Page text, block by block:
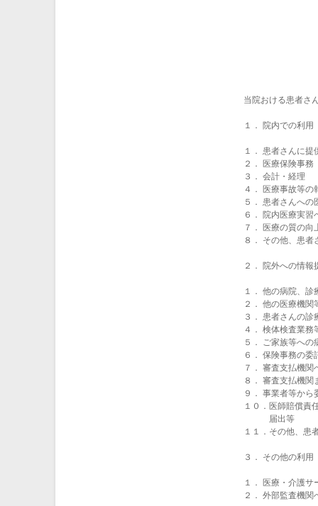
当院おける患者さ
１． 院内での利用
１． 患者さんに提
２． 医療保険事務
３． 会計・経理
４． 医療事故等の
５． 患者さんへの
６． 院内医療実習
７． 医療の質の
８． その他、患
２． 院外への情報
１． 他の病院、
２． 他の医療機
３． 患者さんの
４． 検体検査業務
５． ご家族等への
６． 保険事務の委
７． 審査支払機関
８． 審査支払機
９． 事業者等か
１０．医師賠償責
届出等
１１．その他、患
３． その他の利用
１． 医療・介護
２． 外部監査機関